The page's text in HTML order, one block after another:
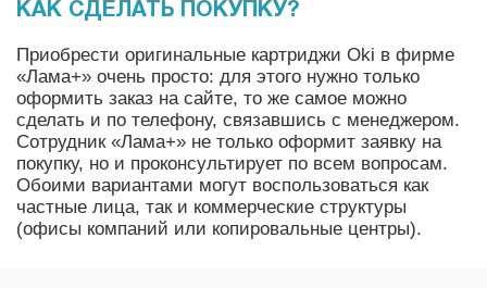
КАК СДЕЛАТЬ ПОКУПКУ?
Приобрести оригинальные картриджи Oki в фирме
«Лама+» очень просто: для этого нужно только
оформить заказ на сайте, то же самое можно
сделать и по телефону, связавшись с менеджером.
Сотрудник «Лама+» не только оформит заявку на
покупку, но и проконсультирует по всем вопросам.
Обоими вариантами могут воспользоваться как
частные лица, так и коммерческие структуры
(офисы компаний или копировальные центры).